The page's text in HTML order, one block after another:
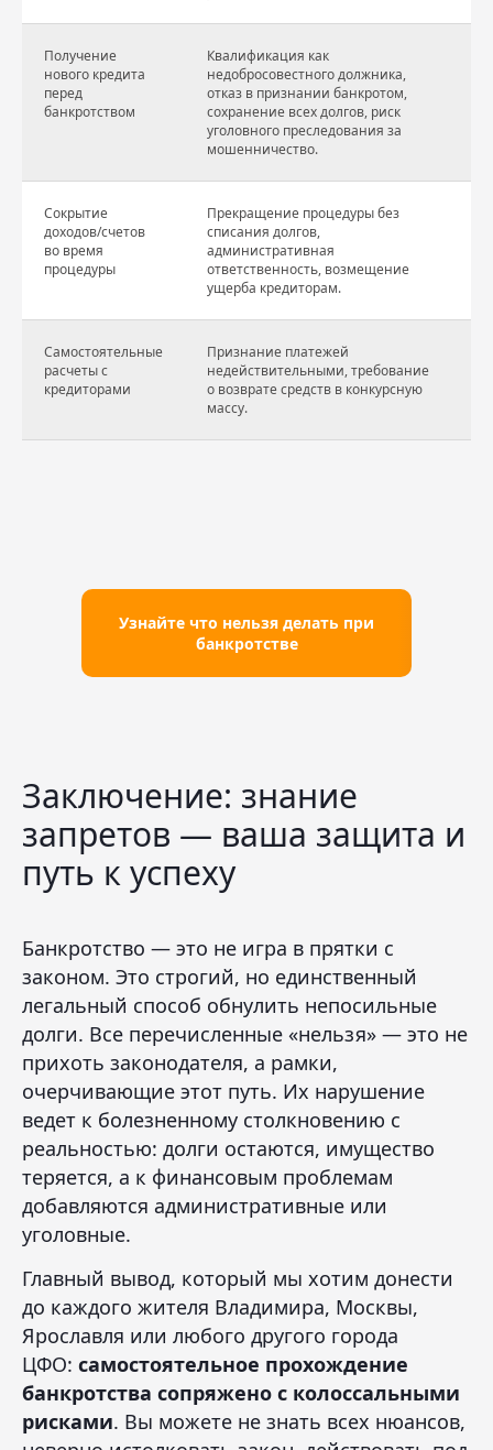
Получение
нового кредита
перед
банкротством
Квалификация как
недобросовестного должника,
отказ в признании банкротом,
сохранение всех долгов, риск
уголовного преследования за
мошенничество.
Сокрытие
доходов/счетов
во время
процедуры
Прекращение процедуры без
списания долгов,
административная
ответственность, возмещение
ущерба кредиторам.
Самостоятельные
расчеты с
кредиторами
Признание платежей
недействительными, требование
о возврате средств в конкурсную
массу.
Узнайте что нельзя делать при
банкротстве
Заключение: знание
запретов — ваша защита и
путь к успеху
Банкротство — это не игра в прятки с
законом. Это строгий, но единственный
легальный способ обнулить непосильные
долги. Все перечисленные «нельзя» — это не
прихоть законодателя, а рамки,
очерчивающие этот путь. Их нарушение
ведет к болезненному столкновению с
реальностью: долги остаются, имущество
теряется, а к финансовым проблемам
добавляются административные или
уголовные.
Главный вывод, который мы хотим донести
до каждого жителя Владимира, Москвы,
Ярославля или любого другого города
ЦФО: самостоятельное прохождение
банкротства сопряжено с колоссальными
рисками. Вы можете не знать всех нюансов,